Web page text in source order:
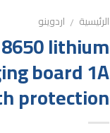
الرئيسية / اردوينو
lithium
board 1A
protection